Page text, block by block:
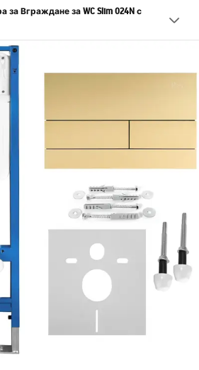
за Вграждане за WC Slim 024N с